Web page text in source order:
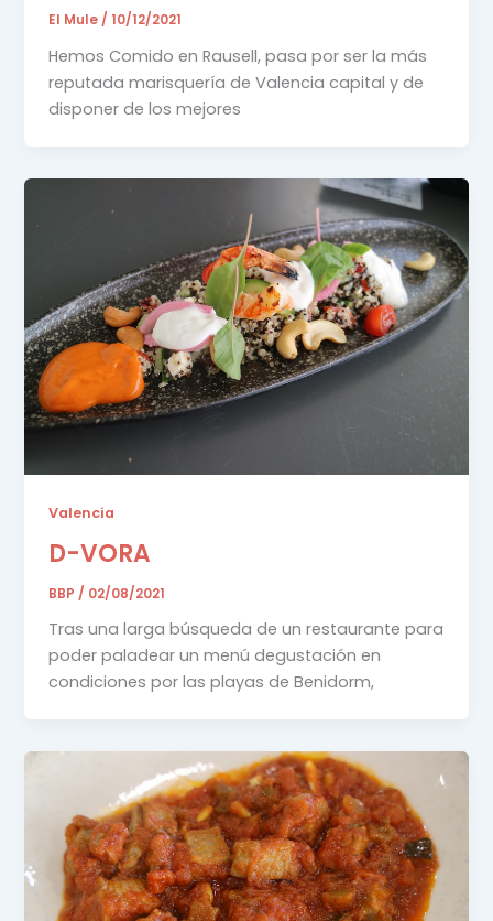
El Mule/10/12/2021
Hemos Comido en Rausell, pasa por ser la más
reputada marisquería de Valencia capital y de
disponer de los mejores
Valencia
D-VORA
BBP / 02/08/2021
Tras una larga búsqueda de un restaurante para
poder paladear un menú degustación en
condiciones por las playas de Benidorm,